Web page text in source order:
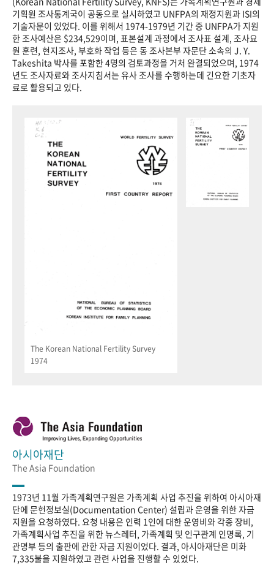
기획원 조사통계국이 공동으로 실시하였고 UNFPA의 재정지원과 ISI의
기술자문이 있었다. 이를 위해서 1974-1979년 기간 중 UNFPA가 지원
한 조사예산은 $234,529이며, 표본설계 과정에서 조사표 설계, 조사요
원 훈련, 현지조사, 부호화 작업 등은 동 조사본부 자문단 소속의 J. Y.
Takeshita 박사를 포함한 4명의 검토과정을 거처 완결되었으며, 1974
년도 조사자료와 조사지침서는 유사 조사를 수행하는데 긴요한 기초자
료로 활용되고 있다.
The Korean National Fertility Survey
1974
아시아재단
The Asia Foundation
1973년 11월 가족계획연구원은 가족계획 사업 추진을 위하여 아시아재
단에 문헌정보실(Documentation Center) 설립과 운영을 위한 자금
지원을 요청하였다. 요청 내용은 인력 1인에 대한 운영비와 각종 장비,
가족계획사업 추진을 위한 뉴스레터, 가족계획 및 인구관계 인명록, 기
관명부 등의 출판에 관한 자금 지원이었다. 결과, 아시아재단은 미화
7,335불을 지원하였고 관련 사업을 진행할 수 있었다.